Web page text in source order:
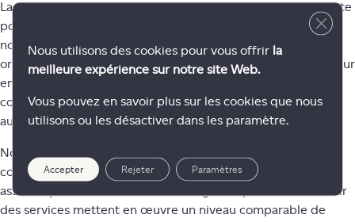
La sécurité de vos renseignements personnels est importante
pour nous. Pour protéger vos renseignements personnels,
nous prenons des dispositions de sécurité physiques,
organisationnelles et électroniques raisonnables conçues pour
empêcher l’accès, la collecte, l’utilisation, la divulgation, la
copie, la modification, l’élimination ou des risques non
autorisés.
Nous prendrons des mesures raisonnables, par des moyens
contractuels ou d’autres moyens raisonnables, pour nous
assurer que les fournisseurs et les agents qui aident à fournir
des services mettent en œuvre un niveau comparable de
Nous utilisons des cookies pour vous offrir la
meilleure expérience sur notre site Web.
Vous pouvez en savoir plus sur les cookies que nous
utilisons ou les désactiver dans les paramètre.
Accepter Rejeter Paramètres
Close